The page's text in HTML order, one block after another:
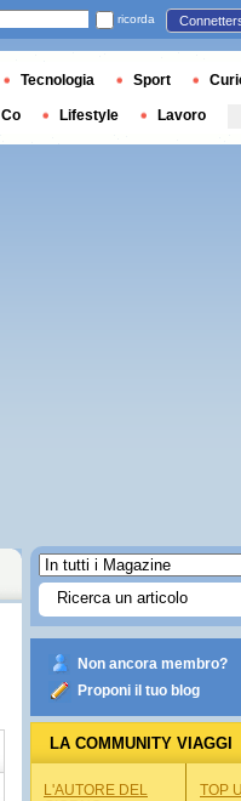
Non ancora membro?
Proponi il tuo blog
LA COMMUNITY VIAGGI
L'AUTORE DEL
TOP
ricorda
Tecnologia Sport
Lifestyle Lavoro